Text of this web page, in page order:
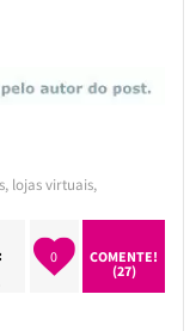
, lojas virtuais,
0
COMENTE!
(27)